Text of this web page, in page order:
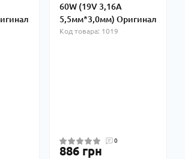
60W (19V 3,16А
5,5мм*3,0мм) Оригинал
Код товара: 1019
0
886 грн